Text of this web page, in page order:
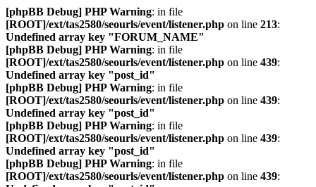
[phpBB Debug] PHP Warning: in file
[ROOT]/ext/tas2580/seourls/event/listener.php on line 213:
Undefined array key "FORUM_NAME"
[phpBB Debug] PHP Warning: in file
[ROOT]/ext/tas2580/seourls/event/listener.php on line 439:
Undefined array key "post_id"
[phpBB Debug] PHP Warning: in file
[ROOT]/ext/tas2580/seourls/event/listener.php on line 439:
Undefined array key "post_id"
[phpBB Debug] PHP Warning: in file
[ROOT]/ext/tas2580/seourls/event/listener.php on line 439:
Undefined array key "post_id"
[phpBB Debug] PHP Warning: in file
[ROOT]/ext/tas2580/seourls/event/listener.php on line 439: